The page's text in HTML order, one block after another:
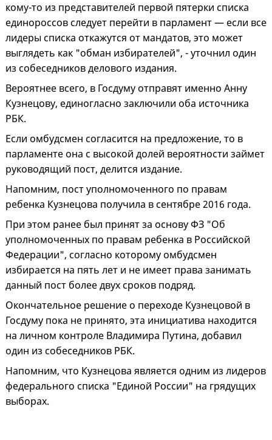
кому-то из представителей первой пятерки списка
единороссов следует перейти в парламент — если все
лидеры списка откажутся от мандатов, это может
выглядеть как "обман избирателей", - уточнил один
из собеседников делового издания.
Вероятнее всего, в Госдуму отправят именно Анну
Кузнецову, единогласно заключили оба источника
РБК.
Если омбудсмен согласится на предложение, то в
парламенте она с высокой долей вероятности займет
руководящий пост, делится издание.
Напомним, пост уполномоченного по правам
ребенка Кузнецова получила в сентябре 2016 года.
При этом ранее был принят за основу ФЗ "Об
уполномоченных по правам ребенка в Российской
Федерации", согласно которому омбудсмен
избирается на пять лет и не имеет права занимать
данный пост более двух сроков подряд.
Окончательное решение о переходе Кузнецовой в
Госдуму пока не принято, эта инициатива находится
на личном контроле Владимира Путина, добавил
один из собеседников РБК.
Напомним, что Кузнецова является одним из лидеров
федерального списка "Единой России" на грядущих
выборах.